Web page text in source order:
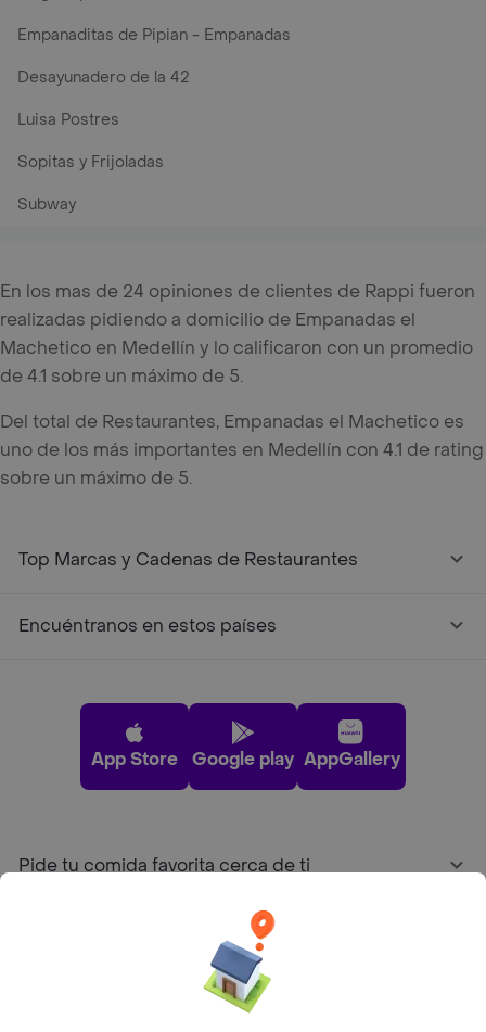
Empanaditas de Pipian - Empanadas
Desayunadero de la 42
Luisa Postres
Sopitas y Frijoladas
Subway
En los mas de 24 opiniones de clientes de Rappi fueron
realizadas pidiendo a domicilio de Empanadas el
Machetico en Medellín y lo calificaron con un promedio
de 4.1 sobre un máximo de 5.
Del total de Restaurantes, Empanadas el Machetico es
uno de los más importantes en Medellín con 4.1 de rating
sobre un máximo de 5.
Top Marcas y Cadenas de Restaurantes
Encuéntranos en estos países
App Store Google play AppGallery
Pide tu comida favorita cerca de ti